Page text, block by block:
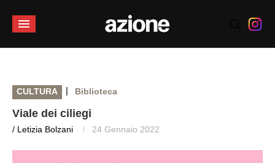
CULTURA | Biblioteca
Viale dei ciliegi
/ Letizia Bolzani 24 Gennaio 2022